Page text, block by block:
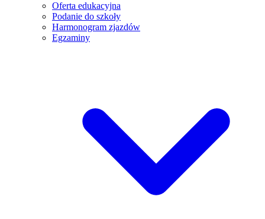
Oferta edukacyjna
Podanie do szkoły
Harmonogram zjazdów
Egzaminy